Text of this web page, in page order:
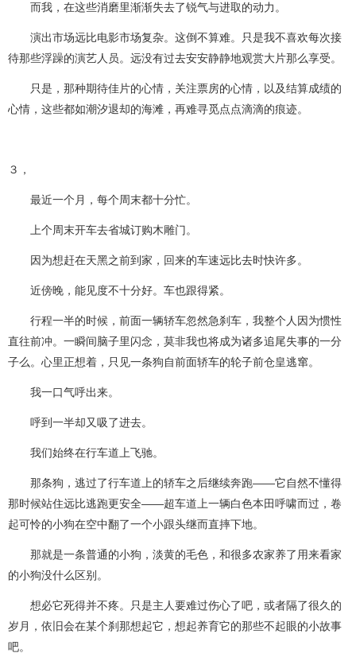
而我，在这些消磨里渐渐失去了锐气与进取的动力。
演出市场远比电影市场复杂。这倒不算难。只是我不喜欢每次接
待那些浮躁的演艺人员。远没有过去安安静静地观赏大片那么享受。
只是，那种期待佳片的心情，关注票房的心情，以及结算成绩的
心情，这些都如潮汐退却的海滩，再难寻觅点点滴滴的痕迹。
３，
最近一个月，每个周末都十分忙。
上个周末开车去省城订购木雕门。
因为想赶在天黑之前到家，回来的车速远比去时快许多。
近傍晚，能见度不十分好。车也跟得紧。
行程一半的时候，前面一辆轿车忽然急刹车，我整个人因为惯性
直往前冲。一瞬间脑子里闪念，莫非我也将成为诸多追尾失事的一分
子么。心里正想着，只见一条狗自前面轿车的轮子前仓皇逃窜。
我一口气呼出来。
呼到一半却又吸了进去。
我们始终在行车道上飞驰。
那条狗，逃过了行车道上的轿车之后继续奔跑——它自然不懂得
那时候站住远比逃跑更安全——超车道上一辆白色本田呼啸而过，卷
起可怜的小狗在空中翻了一个小跟头继而直摔下地。
那就是一条普通的小狗，淡黄的毛色，和很多农家养了用来看家
的小狗没什么区别。
想必它死得并不疼。只是主人要难过伤心了吧，或者隔了很久的
岁月，依旧会在某个刹那想起它，想起养育它的那些不起眼的小故事
吧。